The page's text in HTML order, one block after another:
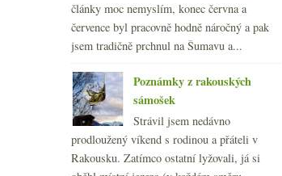
články moc nemyslím, konec června a
července byl pracovně hodně náročný a pak
jsem tradičně prchnul na Šumavu a...
Poznámky z rakouských
sámošek
Strávil jsem nedávno
prodloužený víkend s rodinou a přáteli v
Rakousku. Zatímco ostatní lyžovali, já si